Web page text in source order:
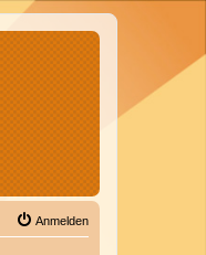
Anmelden